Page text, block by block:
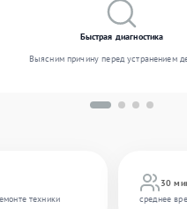
техники
30
среднее
Быстрая диагностика
Выясним причину перед устранением